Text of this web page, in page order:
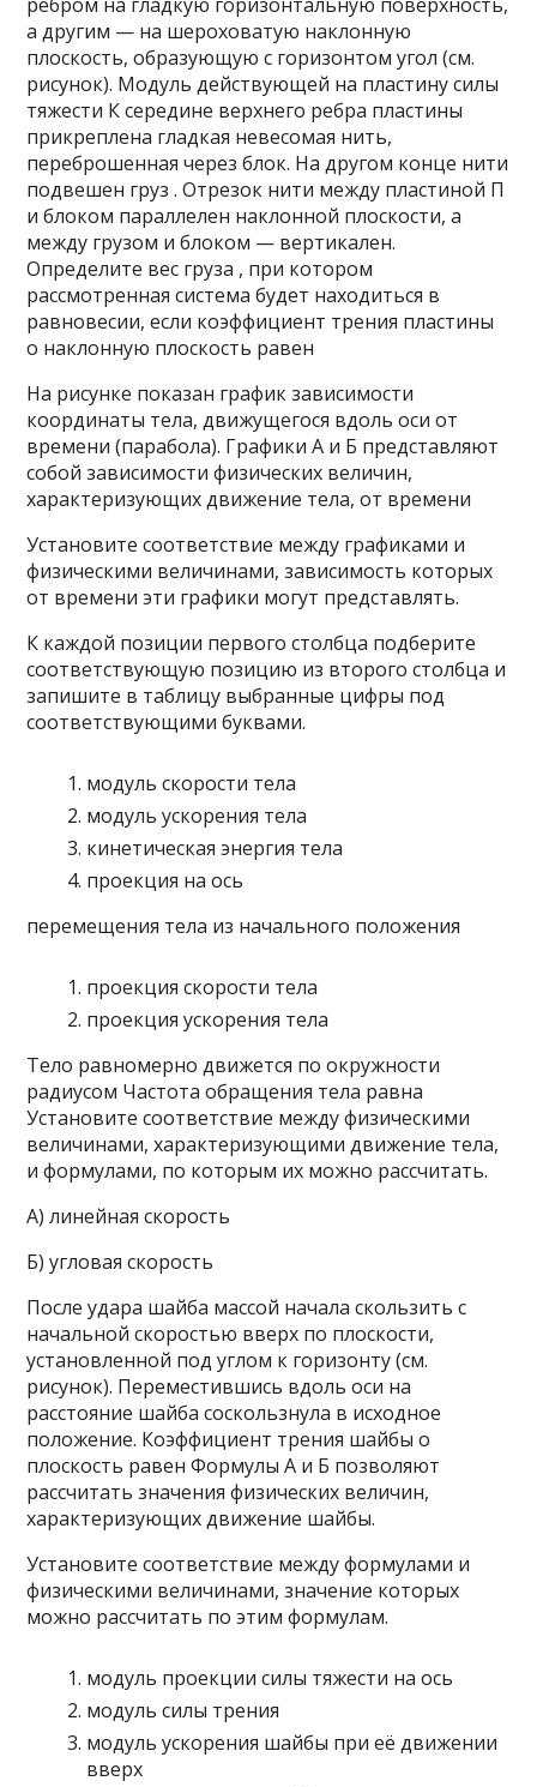
а другим — на шероховатую наклонную
плоскость, образующую с горизонтом угол (см.
рисунок). Модуль действующей на пластину силы
тяжести К середине верхнего ребра пластины
прикреплена гладкая невесомая нить,
переброшенная через блок. На другом конце нити
подвешен груз . Отрезок нити между пластиной П
и блоком параллелен наклонной плоскости, а
между грузом и блоком — вертикален.
Определите вес груза , при котором
рассмотренная система будет находиться в
равновесии, если коэффициент трения пластины
о наклонную плоскость равен
На рисунке показан график зависимости
координаты тела, движущегося вдоль оси от
времени (парабола). Графики А и Б представляют
собой зависимости физических величин,
характеризующих движение тела, от времени
Установите соответствие между графиками и
физическими величинами, зависимость которых
от времени эти графики могут представлять.
К каждой позиции первого столбца подберите
соответствующую позицию из второго столбца и
запишите в таблицу выбранные цифры под
соответствующими буквами.
модуль скорости тела
модуль ускорения тела
кинетическая энергия тела
проекция на ось
перемещения тела из начального положения
проекция скорости тела
проекция ускорения тела
Тело равномерно движется по окружности
радиусом Частота обращения тела равна
Установите соответствие между физическими
величинами, характеризующими движение тела,
и формулами, по которым их можно рассчитать.
A) линейная скорость
Б) угловая скорость
После удара шайба массой начала скользить с
начальной скоростью вверх по плоскости,
установленной под углом к горизонту (см.
рисунок). Переместившись вдоль оси на
расстояние шайба соскользнула в исходное
положение. Коэффициент трения шайбы о
плоскость равен Формулы А и Б позволяют
рассчитать значения физических величин,
характеризующих движение шайбы.
Установите соответствие между формулами и
физическими величинами, значение которых
можно рассчитать по этим формулам.
модуль проекции силы тяжести на ось
модуль силы трения
модуль ускорения шайбы при её движении
вверх